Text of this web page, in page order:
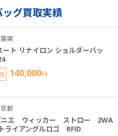
ッグ買取実績
県
ート リナイロン ショルダーバッ
140,000円
都
エ ウィッカー ストロー 2WA
ライアングルロゴ RFID